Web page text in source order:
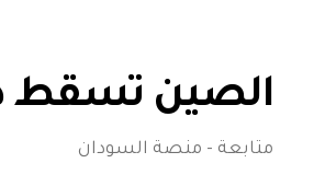
الصين تسقط
متابعة - منصة السودان